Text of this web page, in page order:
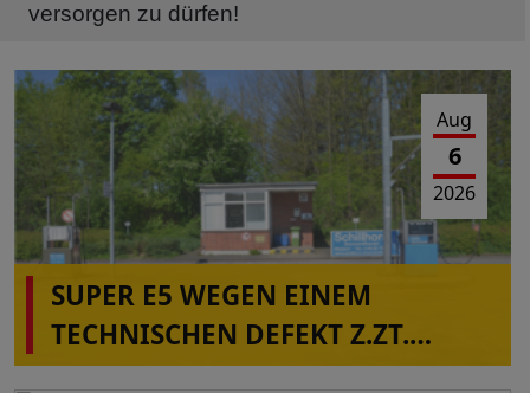
versorgen zu dürfen!
Aug
6
2026
SUPER E5 WEGEN EINEM
TECHNISCHEN DEFEKT Z.ZT.
NICHT VERFÜGBAR IN